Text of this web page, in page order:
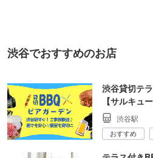
渋谷でおすすめのお店
渋谷貸切テ
【サルキュー
渋谷駅
おすすめ